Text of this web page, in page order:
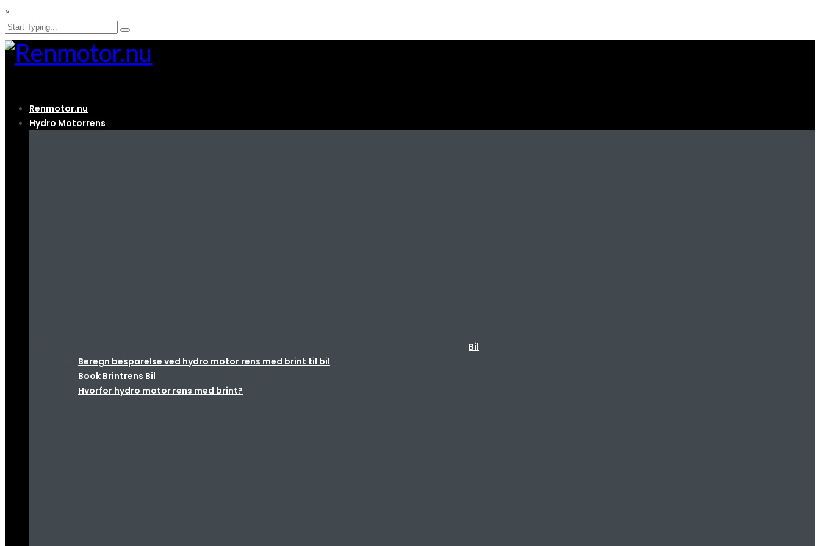
×
Renmotor.nu
Hydro Motorrens
Bil
Beregn besparelse ved hydro motor rens med brint til bil
Book Brintrens Bil
Hvorfor hydro motor rens med brint?